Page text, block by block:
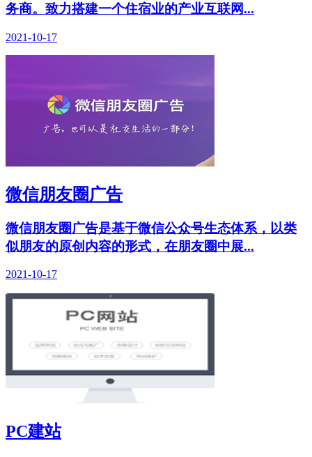
务商。致力搭建一个住宿业的产业互联网...
2021-10-17
微信朋友圈广告
微信朋友圈广告是基于微信公众号生态体系，以类
似朋友的原创内容的形式，在朋友圈中展...
2021-10-17
PC建站